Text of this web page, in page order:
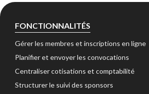
FONCTIONNALITÉS
Gérer les membres et inscriptions en ligne
Planifier et envoyer les convocations
Centraliser cotisations et comptabilité
Structurer le suivi des sponsors